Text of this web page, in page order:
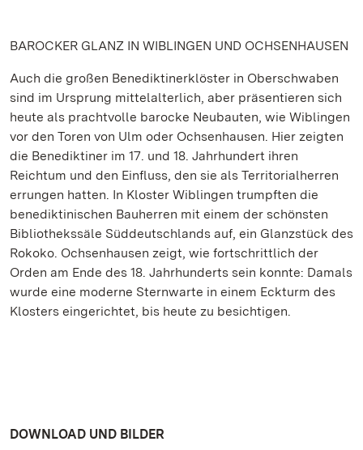
BAROCKER GLANZ IN WIBLINGEN UND OCHSENHAUSEN
Auch die großen Benediktinerklöster in Oberschwaben
sind im Ursprung mittelalterlich, aber präsentieren sich
heute als prachtvolle barocke Neubauten, wie Wiblingen
vor den Toren von Ulm oder Ochsenhausen. Hier zeigten
die Benediktiner im 17. und 18. Jahrhundert ihren
Reichtum und den Einfluss, den sie als Territorialherren
errungen hatten. In Kloster Wiblingen trumpften die
benediktinischen Bauherren mit einem der schönsten
Bibliothekssäle Süddeutschlands auf, ein Glanzstück des
Rokoko. Ochsenhausen zeigt, wie fortschrittlich der
Orden am Ende des 18. Jahrhunderts sein konnte: Damals
wurde eine moderne Sternwarte in einem Eckturm des
Klosters eingerichtet, bis heute zu besichtigen.
DOWNLOAD UND BILDER